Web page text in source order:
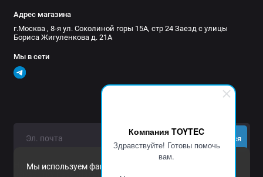
Компания TOYTEC
Здравствуйте! Готовы помочь
вам.
Мы используем файлы cookie и другие средства
Адрес магазина
г.Москва , 8-я ул. Соколиной горы 15А, стр 24 Заезд с улицы
Бориса Жигуленкова д. 21А
Мы в сети
Подписаться
Нажимая на кнопку «Подписаться», Вы даете
обработку персональных данных.